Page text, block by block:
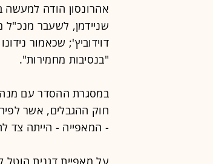
אהרונסון הודה למעשה
שניידמן, לשעבר מנכ"ל
"בנסיבות מחמירות".
במסגרת ההסדר עם מנה
חוק ההגבלים, אשר
- המאפייה - הייתה צד